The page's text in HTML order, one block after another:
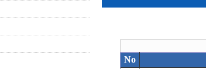
No